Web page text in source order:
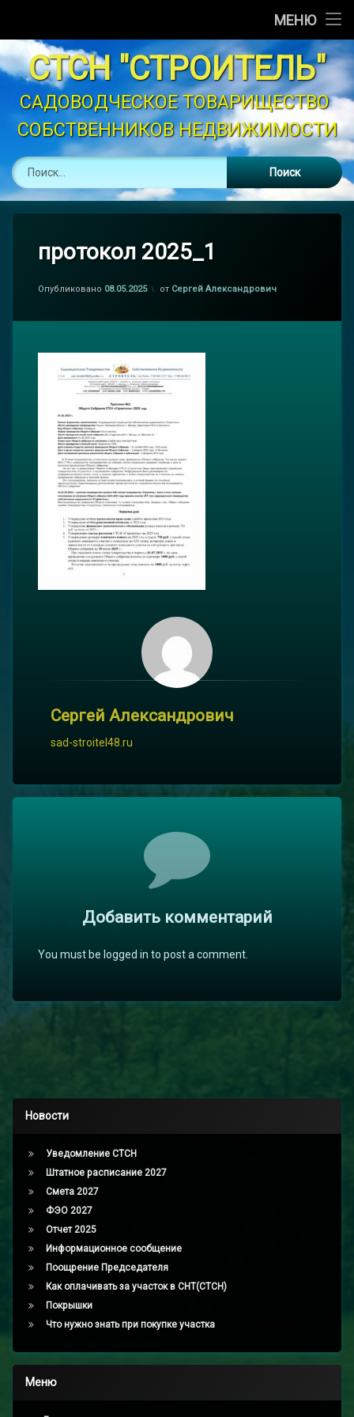
МЕНЮ
Новости
Объявления
График Полива
Устав
Законодательство
Перейти
к
содержимому
СТСН "СТРОИТЕЛЬ"
САДОВОДЧЕСКОЕ ТОВАРИЩЕСТВО
СОБСТВЕННИКОВ НЕДВИЖИМОСТИ
протокол 2025_1
Опубликовано 08.05.2025 от Сергей Александрович
Сергей Александрович
sad-stroitel48.ru
Добавить комментарий
You must be logged in to post a comment.
Новости
Уведомление СТСН
Штатное расписание 2027
Смета 2027
ФЭО 2027
Отчет 2025
Информационное сообщение
Поощрение Председателя
Как оплачивать за участок в СНТ(СТСН)
Покрышки
Что нужно знать при покупке участка
Меню